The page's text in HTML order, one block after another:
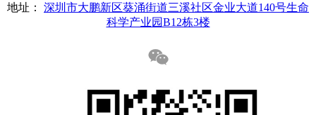
地址： 深圳市大鹏新区葵涌街道三溪社区金业大道140号生命
科学产业园B12栋3楼